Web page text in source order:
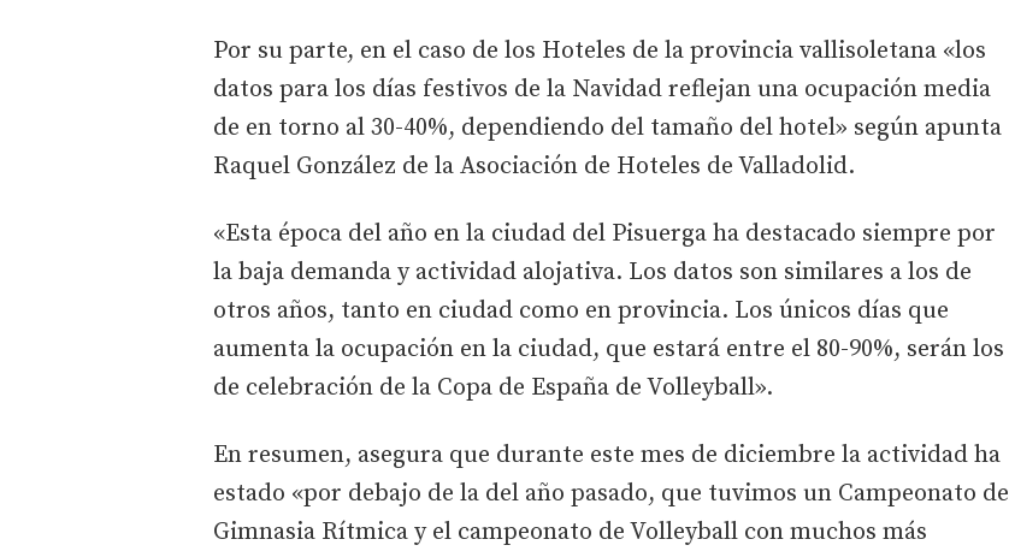
Por su parte, en el caso de los Hoteles de la provincia vallisoletana «los
datos para los días festivos de la Navidad reflejan una ocupación media
de en torno al 30-40%, dependiendo del tamaño del hotel» según apunta
Raquel González de la Asociación de Hoteles de Valladolid.
«Esta época del año en la ciudad del Pisuerga ha destacado siempre por
la baja demanda y actividad alojativa. Los datos son similares a los de
otros años, tanto en ciudad como en provincia. Los únicos días que
aumenta la ocupación en la ciudad, que estará entre el 80-90%, serán los
de celebración de la Copa de España de Volleyball».
En resumen, asegura que durante este mes de diciembre la actividad ha
estado «por debajo de la del año pasado, que tuvimos un Campeonato de
Gimnasia Rítmica y el campeonato de Volleyball con muchos más